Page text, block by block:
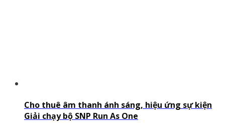
Cho thuê âm thanh ánh sáng, hiệu ứng sự kiện
Giải chạy bộ SNP Run As One